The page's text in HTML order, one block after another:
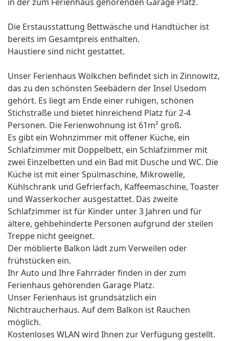
Die Erstausstattung Bettwäsche und Handtücher ist
bereits im Gesamtpreis enthalten.
Haustiere sind nicht gestattet.
Unser Ferienhaus Wölkchen befindet sich in Zinnowitz,
das zu den schönsten Seebädern der Insel Usedom
gehört. Es liegt am Ende einer ruhigen, schönen
Stichstraße und bietet hinreichend Platz für 2-4
Personen. Die Ferienwohnung ist 61m² groß.
Es gibt ein Wohnzimmer mit offener Küche, ein
Schlafzimmer mit Doppelbett, ein Schlafzimmer mit
zwei Einzelbetten und ein Bad mit Dusche und WC. Die
Küche ist mit einer Spülmaschine, Mikrowelle,
Kühlschrank und Gefrierfach, Kaffeemaschine, Toaster
und Wasserkocher ausgestattet. Das zweite
Schlafzimmer ist für Kinder unter 3 Jahren und für
ältere, gehbehinderte Personen aufgrund der steilen
Treppe nicht geeignet.
Der möblierte Balkon lädt zum Verweilen oder
frühstücken ein.
Ihr Auto und Ihre Fahrräder finden in der zum
Ferienhaus gehörenden Garage Platz.
Unser Ferienhaus ist grundsätzlich ein
Nichtraucherhaus. Auf dem Balkon ist Rauchen
möglich.
Kostenloses WLAN wird Ihnen zur Verfügung gestellt.